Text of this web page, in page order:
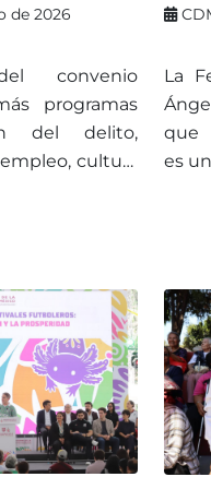
PARA
de 2026
convenio
programas
del delito,
cultura
LA
La
que
es
y,
la